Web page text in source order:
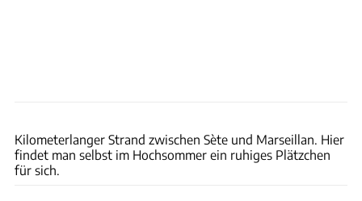
Kilometerlanger Strand zwischen Sète und Marseillan. Hier
findet man selbst im Hochsommer ein ruhiges Plätzchen
für sich.